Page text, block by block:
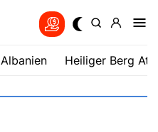
Albanien Heiliger Berg